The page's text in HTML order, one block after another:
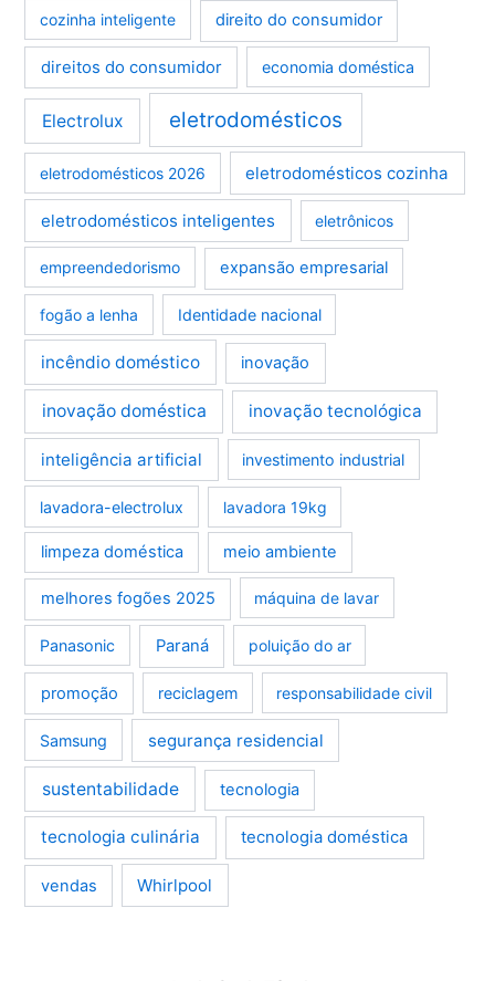
cozinha inteligente direito do consumidor
direitos do consumidor economia doméstica
Electrolux eletrodomésticos
eletrodomésticos 2026 eletrodomésticos cozinha
eletrodomésticos inteligentes eletrônicos
empreendedorismo expansão empresarial
fogão a lenha Identidade nacional
incêndio doméstico inovação
inovação doméstica inovação tecnológica
inteligência artificial investimento industrial
lavadora-electrolux lavadora 19kg
limpeza doméstica meio ambiente
melhores fogões 2025 máquina de lavar
Panasonic Paraná poluição do ar
promoção reciclagem responsabilidade civil
Samsung segurança residencial
sustentabilidade tecnologia
tecnologia culinária tecnologia doméstica
vendas Whirlpool